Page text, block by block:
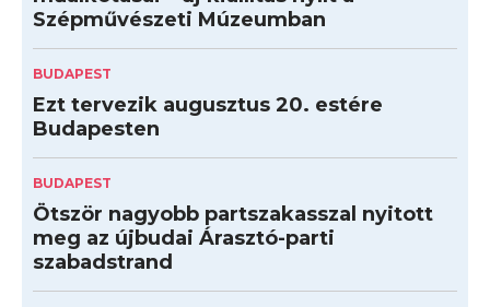
Szépművészeti Múzeumban
BUDAPEST
Ezt tervezik augusztus 20. estére
Budapesten
BUDAPEST
Ötször nagyobb partszakasszal nyitott
meg az újbudai Árasztó-parti
szabadstrand